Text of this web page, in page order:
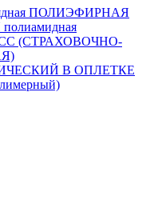
ПОЛИЭФИРНАЯ
(СТРАХОВОЧНО-
В ОПЛЕТКЕ